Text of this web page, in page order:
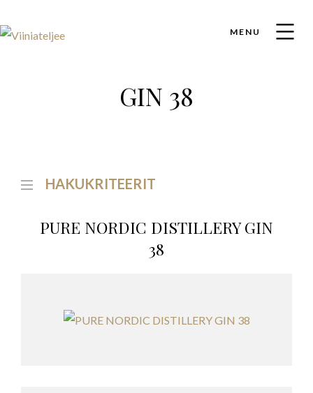
MENU
GIN 38
HAKUKRITEERIT
PURE NORDIC DISTILLERY GIN
38